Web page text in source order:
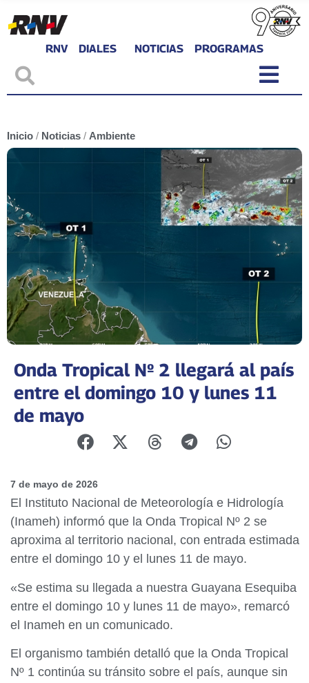
RNV DIALES NOTICIAS PROGRAMAS
Inicio / Noticias / Ambiente
Onda Tropical Nº 2 llegará al país
entre el domingo 10 y lunes 11
de mayo
7 de mayo de 2026
El Instituto Nacional de Meteorología e Hidrología
(Inameh) informó que la Onda Tropical Nº 2 se
aproxima al territorio nacional, con entrada estimada
entre el domingo 10 y el lunes 11 de mayo.
«Se estima su llegada a nuestra Guayana Esequiba
entre el domingo 10 y lunes 11 de mayo», remarcó
el Inameh en un comunicado.
El organismo también detalló que la Onda Tropical
Nº 1 continúa su tránsito sobre el país, aunque sin